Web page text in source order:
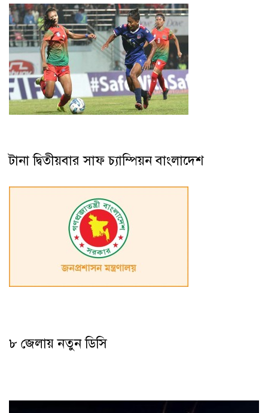
টানা দ্বিতীয়বার সাফ চ্যাম্পিয়ন বাংলাদেশ
৮ জেলায় নতুন ডিসি